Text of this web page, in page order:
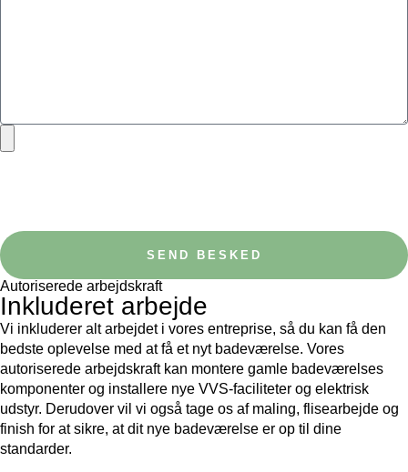
SEND BESKED
Autoriserede arbejdskraft
Inkluderet arbejde
Vi inkluderer alt arbejdet i vores entreprise, så du kan få den
bedste oplevelse med at få et nyt badeværelse. Vores
autoriserede arbejdskraft kan montere gamle badeværelses
komponenter og installere nye VVS-faciliteter og elektrisk
udstyr. Derudover vil vi også tage os af maling, flisearbejde og
finish for at sikre, at dit nye badeværelse er op til dine
standarder.